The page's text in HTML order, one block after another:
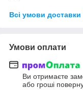
Всі умови доставки
Умови оплати
Ви отримаєте
або гроші